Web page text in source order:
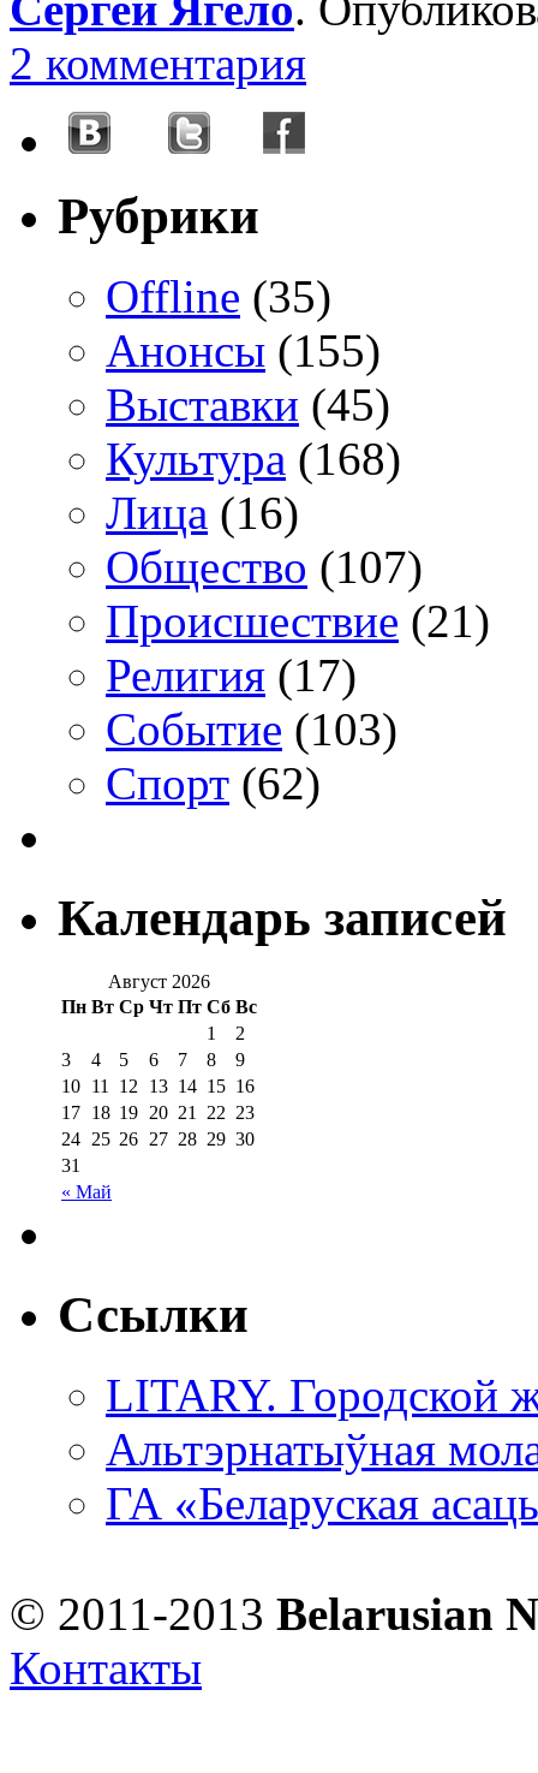
2 комментария
Рубрики
Offline (35)
Анонсы (155)
Выставки (45)
Культура (168)
Лица (16)
Общество (107)
Происшествие (21)
Религия (17)
Событие (103)
Спорт (62)
Календарь записей
Август 2026
Пн Вт Ср Чт Пт Сб Вс
« Май
1
2
3
4 5 6 7 8
9
10 11 12 13 14 15 16
17 18 19 20 21 22 23
24 25 26 27 28 29 30
31
Ссылки
LITARY. Городской
Альтэрнатыўная
ГА «Беларуская
© 2011-2013 Belarusian
Контакты